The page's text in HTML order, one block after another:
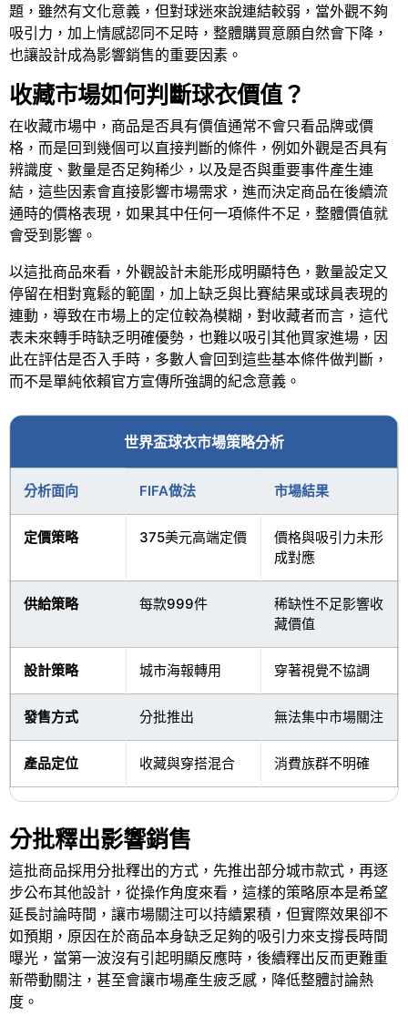
題，雖然有文化意義，但對球迷來說連結較弱，當外觀不夠
吸引力，加上情感認同不足時，整體購買意願自然會下降，
也讓設計成為影響銷售的重要因素。
收藏市場如何判斷球衣價值？
在收藏市場中，商品是否具有價值通常不會只看品牌或價
格，而是回到幾個可以直接判斷的條件，例如外觀是否具有
辨識度、數量是否足夠稀少，以及是否與重要事件產生連
結，這些因素會直接影響市場需求，進而決定商品在後續流
通時的價格表現，如果其中任何一項條件不足，整體價值就
會受到影響。
以這批商品來看，外觀設計未能形成明顯特色，數量設定又
停留在相對寬鬆的範圍，加上缺乏與比賽結果或球員表現的
連動，導致在市場上的定位較為模糊，對收藏者而言，這代
表未來轉手時缺乏明確優勢，也難以吸引其他買家進場，因
此在評估是否入手時，多數人會回到這些基本條件做判斷，
而不是單純依賴官方宣傳所強調的紀念意義。
世界盃球衣市場策略分析
分析面向 FIFA做法 市場結果
定價策略 375美元高端定價
價格與吸引力未形
成對應
供給策略 每款999件
稀缺性不足影響收
藏價值
設計策略 城市海報轉用 穿著視覺不協調
發售方式 分批推出 無法集中市場關注
產品定位 收藏與穿搭混合 消費族群不明確
分批釋出影響銷售
這批商品採用分批釋出的方式，先推出部分城市款式，再逐
步公布其他設計，從操作角度來看，這樣的策略原本是希望
延長討論時間，讓市場關注可以持續累積，但實際效果卻不
如預期，原因在於商品本身缺乏足夠的吸引力來支撐長時間
曝光，當第一波沒有引起明顯反應時，後續釋出反而更難重
新帶動關注，甚至會讓市場產生疲乏感，降低整體討論熱
度。